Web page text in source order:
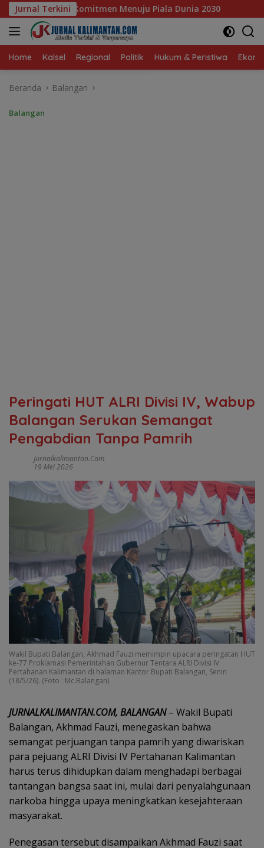
Langsung
ke
konten
Jurnal Terkini
Piala Dunia 2030 Pelajar Balangan Terima
Home Kalsel Regional Politik Hukum & Peristiwa
Beranda Balangan
Balangan
Peringati HUT ALRI Divisi IV, Wabup
Balangan Serukan Semangat
Pengabdian Tanpa Pamrih
Jurnalkalimantan.com
19 Mei 2026
Wakil Bupati Balangan, Akhmad Fauzi memimpin upacara peringatan HUT
ke-77 Proklamasi Pemerintahan Gubernur Tentara ALRI Divisi IV
Pertahanan Kalimantan di halaman Kantor Bupati Balangan, Senin
(18/5/26). (Foto : Mc.Balangan)
JURNALKALIMANTAN.COM, BALANGAN– Wakil Bupati
Balangan, Akhmad Fauzi, menegaskan bahwa
semangat perjuangan tanpa pamrih yang diwariskan
para pejuang ALRI Divisi IV Pertahanan Kalimantan
harus terus dihidupkan dalam menghadapi berbagai
tantangan bangsa saat ini, mulai dari penyalahgunaan
narkoba hingga upaya meningkatkan kesejahteraan
masyarakat.
Penegasan tersebut disampaikan Akhmad Fauzi saat